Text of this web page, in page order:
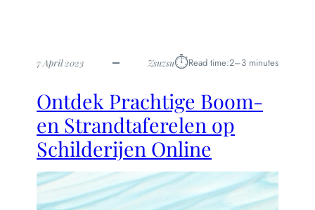
h
i
l
l
e
n
e
7 April 2023 Zsuzsu⏱︎Read time:2–3 minutes
Ontdek Prachtige Boom-
en Strandtaferelen op
Schilderijen Online